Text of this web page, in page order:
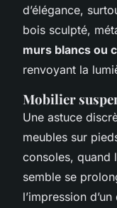
d’élégance,
bois sculpté,
murs blancs ou
renvoyant la
Mobilier
Une astuce
meubles sur
consoles, quand
semble se
l’impression